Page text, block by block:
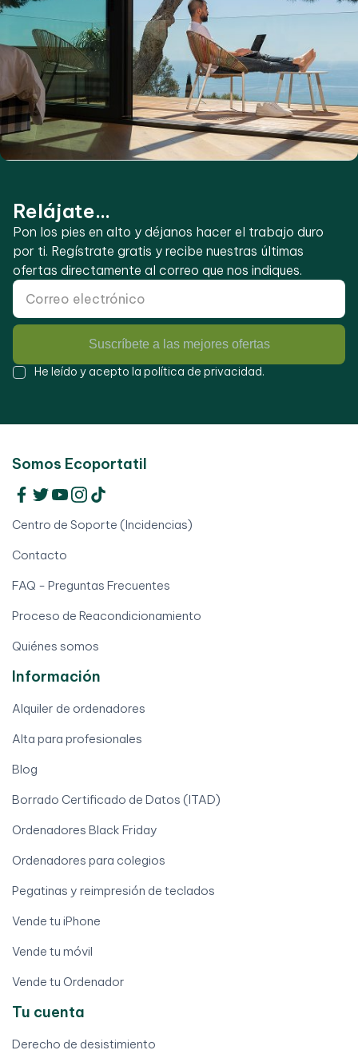
Relájate...
Pon los pies en alto y déjanos hacer el trabajo duro
por ti. Regístrate gratis y recibe nuestras últimas
ofertas directamente al correo que nos indiques.
Suscríbete a las mejores ofertas
He leído y acepto la política de privacidad.
Somos Ecoportatil
Centro de Soporte (Incidencias)
Contacto
FAQ - Preguntas Frecuentes
Proceso de Reacondicionamiento
Quiénes somos
Información
Alquiler de ordenadores
Alta para profesionales
Blog
Borrado Certificado de Datos (ITAD)
Ordenadores Black Friday
Ordenadores para colegios
Pegatinas y reimpresión de teclados
Vende tu iPhone
Vende tu móvil
Vende tu Ordenador
Tu cuenta
Derecho de desistimiento